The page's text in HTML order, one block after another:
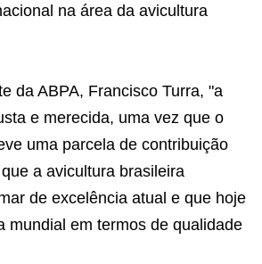
na área da avicultura
da ABPA, Francisco Turra, "a
e merecida, uma vez que o
uma parcela de contribuição
a avicultura brasileira
de excelência atual e que hoje
mundial em termos de qualidade